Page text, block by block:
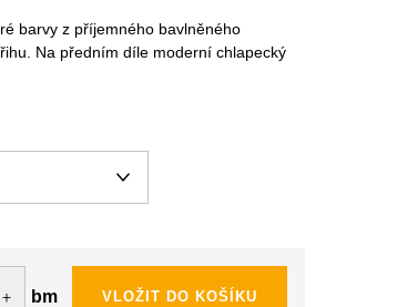
barvy z příjemného bavlněného
Na předním díle moderní chlapecký
bm VLOŽIT DO KOŠÍKU